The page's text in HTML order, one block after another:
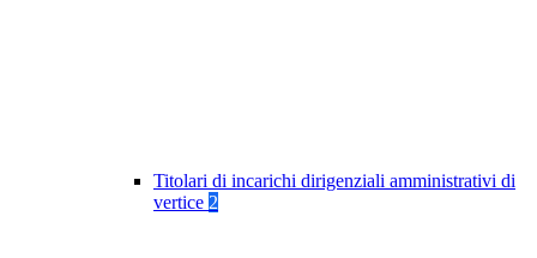
Titolari di incarichi dirigenziali amministrativi di
vertice 2